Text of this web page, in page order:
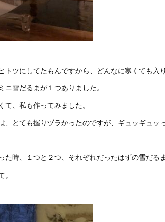
トツにしてたもんですから、どんなに寒くても入り
ニ雪だるまが１つありました。
て、私も作ってみました。
、とても握りヅラかったのですが、ギュッギュッ
た時、１つと２つ、それぞれだったはずの雪だる